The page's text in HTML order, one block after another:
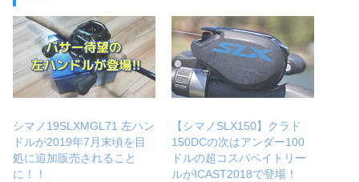
シマノ19SLXMGL71 左ハン
ドルが2019年7月末頃を目
処に追加販売されること
に！！
【シマノSLX150】クラド
150DCの次はアンダー100
ドルの超コスパベイトリー
ルがICAST2018で登場！